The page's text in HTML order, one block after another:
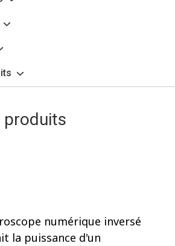
produits
numérique inversé
la puissance d'un